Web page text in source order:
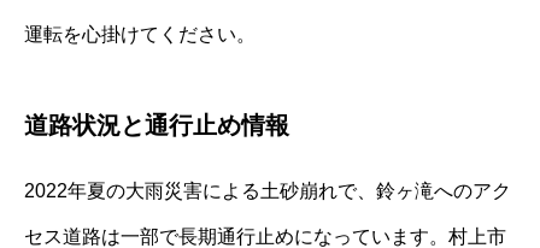
運転を心掛けてください。
道路状況と通行止め情報
2022年夏の大雨災害による土砂崩れで、鈴ヶ滝へのアク
セス道路は一部で長期通行止めになっています。村上市